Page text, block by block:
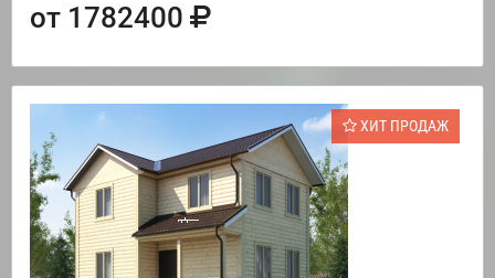
от 1782400
ХИТ ПРОДАЖ